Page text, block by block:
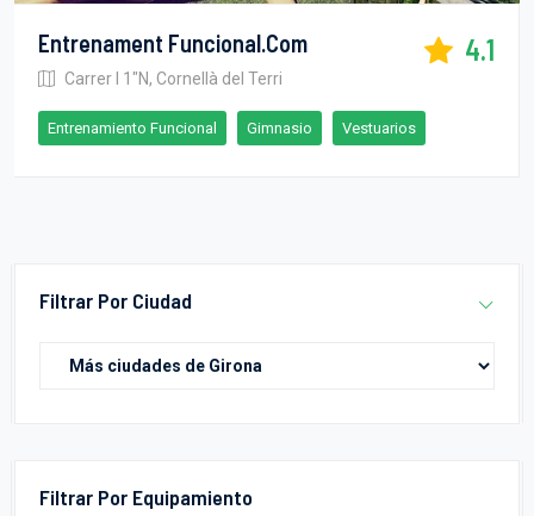
Filtrar Por Ciudad
Filtrar Por Equipamiento
Entrenament Funcional.com
Carrer I 1"N, Cornellà del Terri
4.1
Entrenamiento Funcional Gimnasio Vestuarios